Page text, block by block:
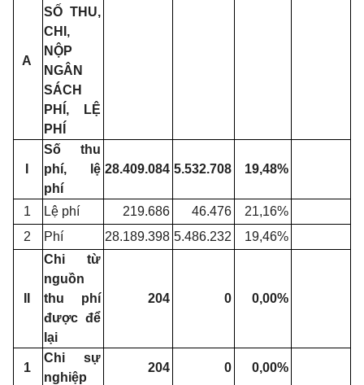
A
SỐ THU,
CHI,
NỘP
NGÂN
SÁCH
PHÍ, LỆ
PHÍ
Số thu
phí, lệ
phí
28.409.084 5.532.708 19,48%
1 Lệ phí 219.686 46.476
21,16%
2
Phí 28.189.398 5.486.232 19,46%
Chi từ
nguồn
thu phí
được để
lại
204 0 0,00%
1
Chi sự
nghiệp
204 0 0,00%